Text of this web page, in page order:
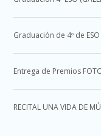
Graduación de 4º de
Entrega de Premios
RECITAL UNA VIDA DE